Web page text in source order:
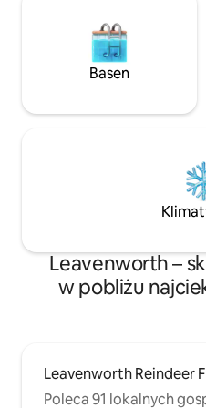
Basen
Leavenworth –
w pobliżu
Leavenworth Reindeer
Poleca 91 lokalnych